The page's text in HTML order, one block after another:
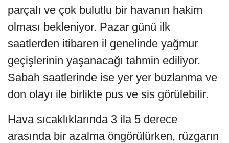
parçalı ve çok bulutlu bir havanın hakim
olması bekleniyor. Pazar günü ilk
saatlerden itibaren il genelinde yağmur
geçişlerinin yaşanacağı tahmin ediliyor.
Sabah saatlerinde ise yer yer buzlanma ve
don olayı ile birlikte pus ve sis görülebilir.
Hava sıcaklıklarında 3 ila 5 derece
arasında bir azalma öngörülürken, rüzgarın